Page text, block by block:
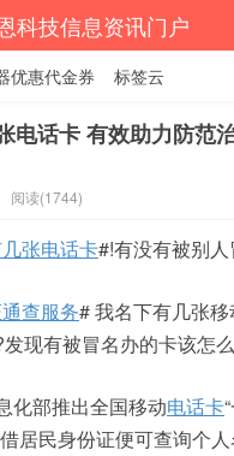
技信息资讯门户
优惠代金券 标签云
电话卡 有效助力防范
阅读(1744)
张电话卡#!有没有被别
查服务# 我名下有几张移
现有被冒名办的卡该怎
化部推出全国移动电话卡
居民身份证便可查询个